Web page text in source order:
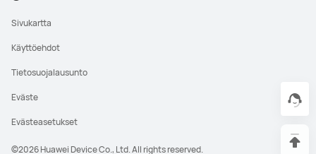
©2026 Huawei Device Co., Ltd. All rights reserved.
Sivukartta
Käyttöehdot
Tietosuojalausunto
Eväste
Evästeasetukset